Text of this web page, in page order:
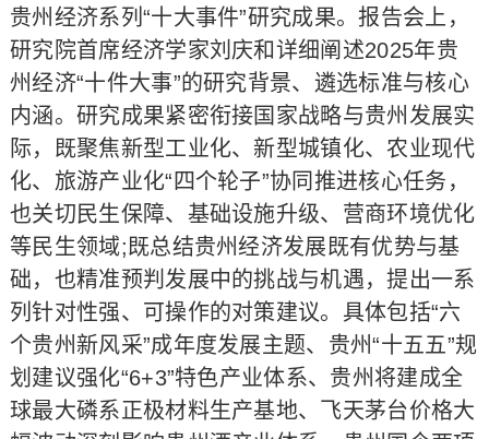
贵州经济系列“十大事件”研究成果。报告会上，
研究院首席经济学家刘庆和详细阐述2025年贵
州经济“十件大事”的研究背景、遴选标准与核心
内涵。研究成果紧密衔接国家战略与贵州发展实
际，既聚焦新型工业化、新型城镇化、农业现代
化、旅游产业化“四个轮子”协同推进核心任务，
也关切民生保障、基础设施升级、营商环境优化
等民生领域;既总结贵州经济发展既有优势与基
础，也精准预判发展中的挑战与机遇，提出一系
列针对性强、可操作的对策建议。具体包括“六
个贵州新风采”成年度发展主题、贵州“十五五”规
划建议强化“6+3”特色产业体系、贵州将建成全
球最大磷系正极材料生产基地、飞天茅台价格大